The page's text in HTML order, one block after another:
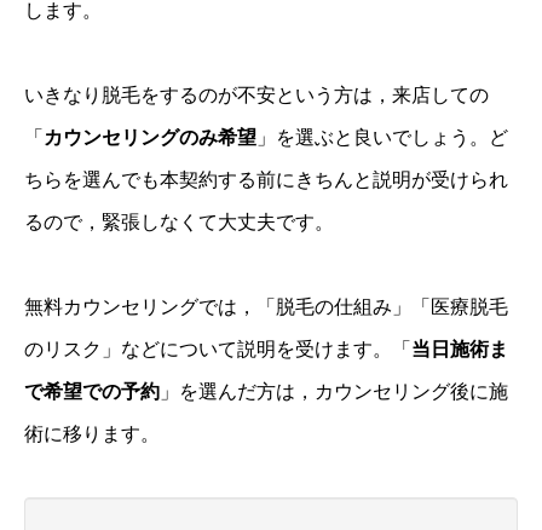
します。
いきなり脱毛をするのが不安という方は，来店しての
「 カウンセリングのみ希望 」を選ぶと良いでしょう。ど
ちらを選んでも本契約する前にきちんと説明が受けられ
るので，緊張しなくて大丈夫です。
無料カウンセリングでは，「脱毛の仕組み」「医療脱毛
のリスク」などについて説明を受けます。「 当日施術ま
で希望での予約 」を選んだ方は，カウンセリング後に施
術に移ります。